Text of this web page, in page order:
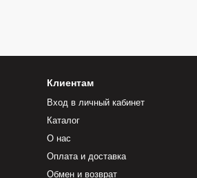
Клиентам
Вход в личный кабинет
Каталог
О нас
Оплата и доставка
Обмен и возврат